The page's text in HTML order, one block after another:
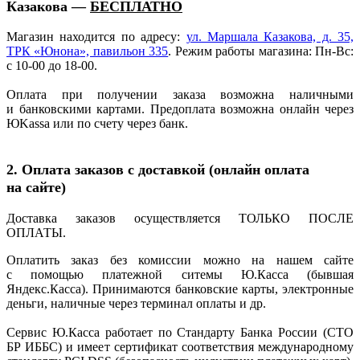
Казакова — БЕСПЛАТНО
Магазин находится по адресу: ул. Маршала Казакова, д. 35,
ТРК «Юнона», павильон 335. Режим работы магазина: Пн-Вс:
с 10-00 до 18-00.
Оплата при получении заказа возможна наличными
и банковскими картами. Предоплата возможна онлайн через
ЮKassa или по счету через банк.
2. Оплата заказов с доставкой (онлайн оплата
на сайте)
Доставка заказов осуществляется ТОЛЬКО ПОСЛЕ
ОПЛАТЫ.
Оплатить заказ без комиссии можно на нашем сайте
с помощью платежной ситемы Ю.Касса
(бывшая
Яндекс.Касса). Принимаются банковские карты, электронные
деньги, наличные через терминал оплаты и др.
Сервис Ю.Касса работает по Стандарту Банка России (СТО
БР ИББС) и имеет сертификат соответствия международному